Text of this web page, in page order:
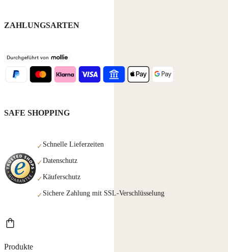
ZAHLUNGSARTEN
SAFE SHOPPING
✓ Schnelle Lieferzeiten
✓Datenschutz
✓Käuferschutz
✓ Sichere Zahlung mit SSL-Verschlüsselung
Produkte